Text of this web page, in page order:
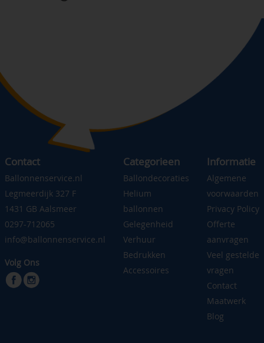
Contact
Ballonnenservice.nl
Legmeerdijk 327 F
1431 GB Aalsmeer
0297-712065
info@ballonnenservice.nl
Volg Ons
Categorieen
Ballondecoraties
Helium
ballonnen
Gelegenheid
Verhuur
Bedrukken
Accessoires
Informatie
Algemene
voorwaarden
Privacy Policy
Offerte
aanvragen
Veel gestelde
vragen
Contact
Maatwerk
Blog